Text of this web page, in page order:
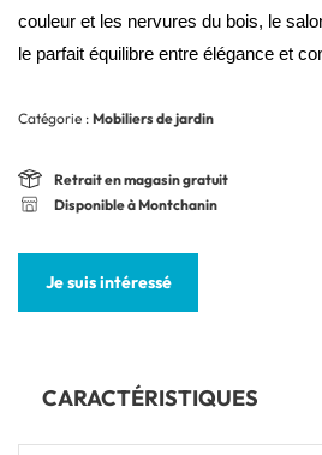
couleur et les nervures du bois, le
le parfait équilibre entre élégance et
Catégorie : Mobiliers de jardin
Retrait en magasin gratuit
Disponible à Montchanin
Je suis intéressé
CARACTÉRISTIQUES